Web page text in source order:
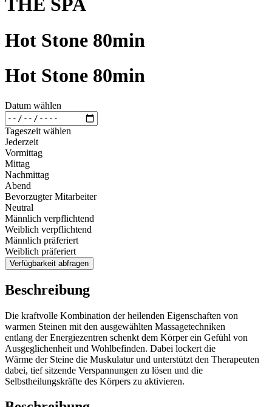
THE SPA
Hot Stone 80min
Hot Stone 80min
Datum wählen
Tageszeit wählen
Jederzeit
Vormittag
Mittag
Nachmittag
Abend
Bevorzugter Mitarbeiter
Neutral
Männlich verpflichtend
Weiblich verpflichtend
Männlich präferiert
Weiblich präferiert
Verfügbarkeit abfragen
Beschreibung
Die kraftvolle Kombination der heilenden Eigenschaften von
warmen Steinen mit den ausgewählten Massagetechniken
entlang der Energiezentren schenkt dem Körper ein Gefühl von
Ausgeglichenheit und Wohlbefinden. Dabei lockert die
Wärme der Steine die Muskulatur und unterstützt den Therapeuten
dabei, tief sitzende Verspannungen zu lösen und die
Selbstheilungskräfte des Körpers zu aktivieren.